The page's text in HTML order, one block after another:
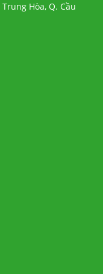
Hòa, Q. Cầu